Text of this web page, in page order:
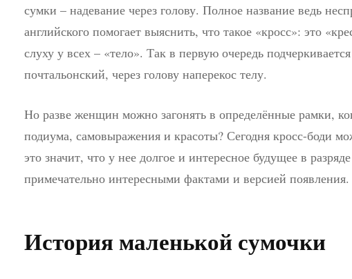
сумки – надевание через голову. Полное название ведь
английского помогает выяснить, что такое «кросс»: это
слуху у всех – «тело». Так в первую очередь
почтальонский, через голову наперекос телу.
Но разве женщин можно загонять в определённые рамки,
подиума, самовыражения и красоты? Сегодня кросс-боди
это значит, что у нее долгое и интересное будущее в
примечательно интересными фактами и версией появления.
История маленькой сумочки